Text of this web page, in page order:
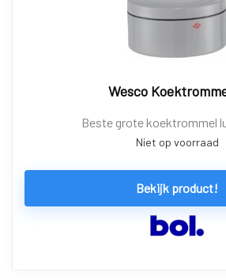
Wesco
Beste grote koektrommel
Niet op voorraad
Bekijk product!